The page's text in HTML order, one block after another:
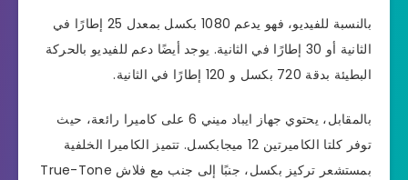
بالنسبة للفيديو، فهو يدعم 1080 بكسل بمعدل 25 إطارًا في
الثانية أو 30 إطارًا في الثانية. يوجد أيضًا دعم للفيديو بالحركة
البطيئة بدقة 720 بكسل و 120 إطارًا في الثانية.
بالمقابل، يحتوي جهاز ايباد ميني 6 على كاميرا رائعة، حيث
توفر كلتا الكاميرتين 12 ميجابكسل. تتميز الكاميرا الخلفية
بمستشعر تركيز بكسل، جنبًا إلى جنب مع فلاش True-Tone